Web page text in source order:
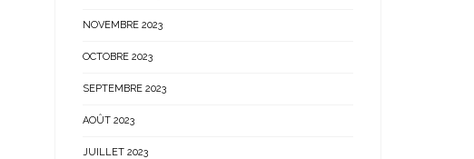
NOVEMBRE 2023
OCTOBRE 2023
SEPTEMBRE 2023
AOÛT 2023
JUILLET 2023